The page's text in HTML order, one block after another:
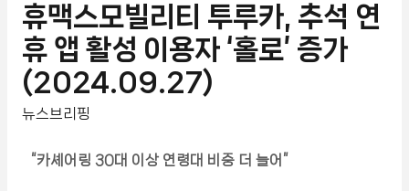
휴맥스모빌리티 투루카, 추석 연
휴 앱 활성 이용자 ‘홀로’ 증가
(2024.09.27)
뉴스브리핑
“카셰어링 30대 이상 연령대 비중 더 늘어”